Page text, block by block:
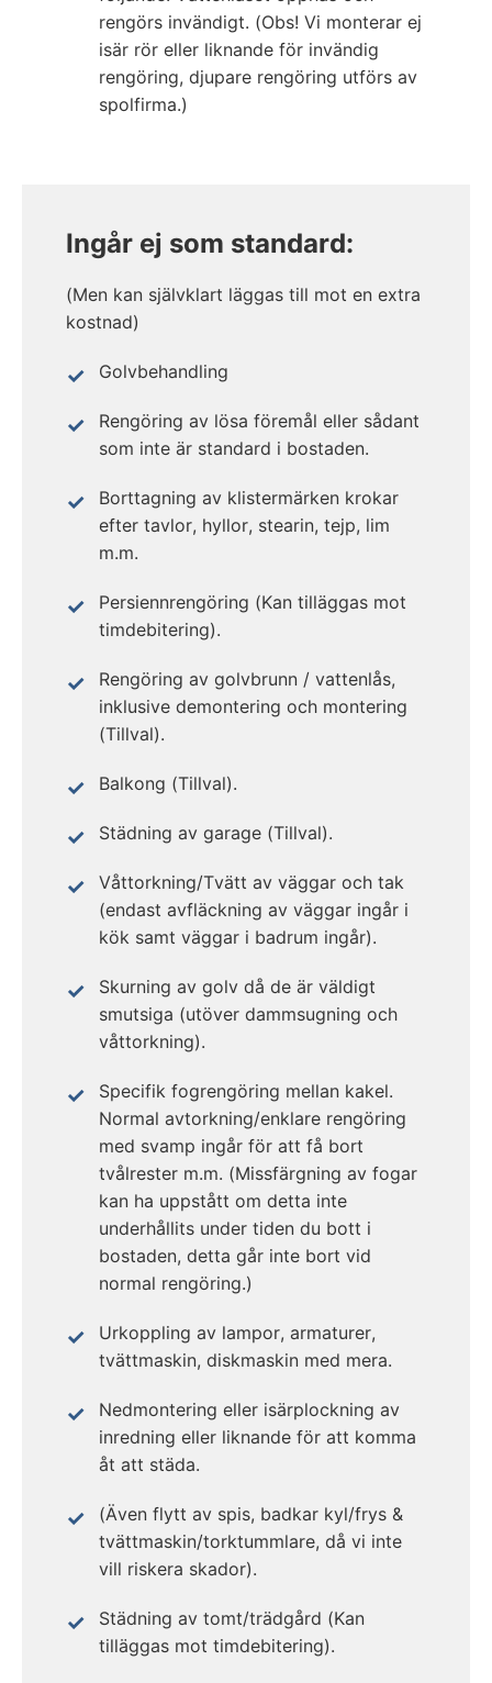
rengörs invändigt. (Obs! Vi monterar ej
isär rör eller liknande för invändig
rengöring, djupare rengöring utförs av
spolfirma.)
Ingår ej som standard:
(Men kan självklart läggas till mot en extra
kostnad)
Golvbehandling
Rengöring av lösa föremål eller sådant
som inte är standard i bostaden.
Borttagning av klistermärken krokar
efter tavlor, hyllor, stearin, tejp, lim
m.m.
Persiennrengöring (Kan tilläggas mot
timdebitering).
Rengöring av golvbrunn / vattenlås,
inklusive demontering och montering
(Tillval).
Balkong (Tillval).
Städning av garage (Tillval).
Våttorkning/Tvätt av väggar och tak
(endast avfläckning av väggar ingår i
kök samt väggar i badrum ingår).
Skurning av golv då de är väldigt
smutsiga (utöver dammsugning och
våttorkning).
Specifik fogrengöring mellan kakel.
Normal avtorkning/enklare rengöring
med svamp ingår för att få bort
tvålrester m.m. (Missfärgning av fogar
kan ha uppstått om detta inte
underhållits under tiden du bott i
bostaden, detta går inte bort vid
normal rengöring.)
Urkoppling av lampor, armaturer,
tvättmaskin, diskmaskin med mera.
Nedmontering eller isärplockning av
inredning eller liknande för att komma
åt att städa.
(Även flytt av spis, badkar kyl/frys &
tvättmaskin/torktummlare, då vi inte
vill riskera skador).
Städning av tomt/trädgård (Kan
tilläggas mot timdebitering).